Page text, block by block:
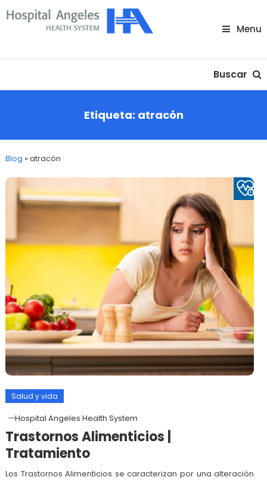
Skip
To
Menu
Buscar
Etiqueta: atracón
Blog »atracón
Salud y vida
Hospital Angeles Health System
Trastornos Alimenticios |
Tratamiento
Los Trastornos Alimenticios se caracterizan por una alteración